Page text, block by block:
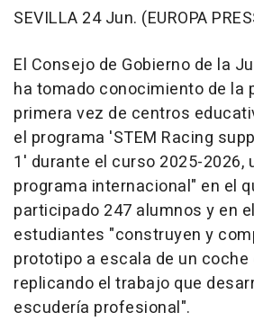
SEVILLA 24 Jun. (EUROPA
El Consejo de Gobierno de la
ha tomado conocimiento de la
primera vez de centros
el programa 'STEM Racing
1' durante el curso 2025-2026,
programa internacional" en el
participado 247 alumnos y en
estudiantes "construyen y
prototipo a escala de un coche
replicando el trabajo que
escudería profesional".